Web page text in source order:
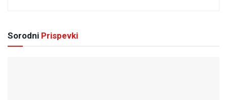
Sorodni Prispevki